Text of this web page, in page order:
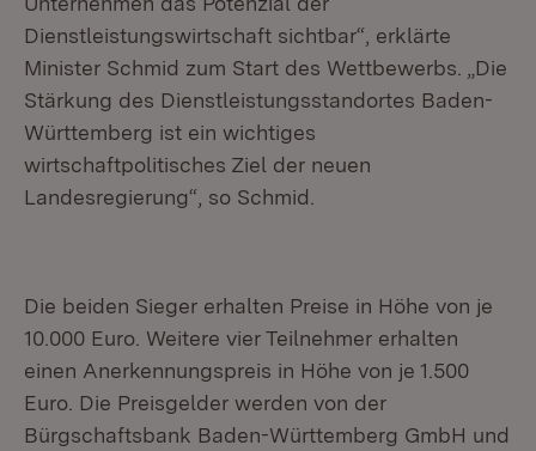
Dienstleistungswirtschaft sichtbar“, erklärte
Minister Schmid zum Start des Wettbewerbs. „Die
Stärkung des Dienstleistungsstandortes Baden-
Württemberg ist ein wichtiges
wirtschaftpolitisches Ziel der neuen
Landesregierung“, so Schmid.
Die beiden Sieger erhalten Preise in Höhe von je
10.000 Euro. Weitere vier Teilnehmer erhalten
einen Anerkennungspreis in Höhe von je 1.500
Euro. Die Preisgelder werden von der
Bürgschaftsbank Baden-Württemberg GmbH und